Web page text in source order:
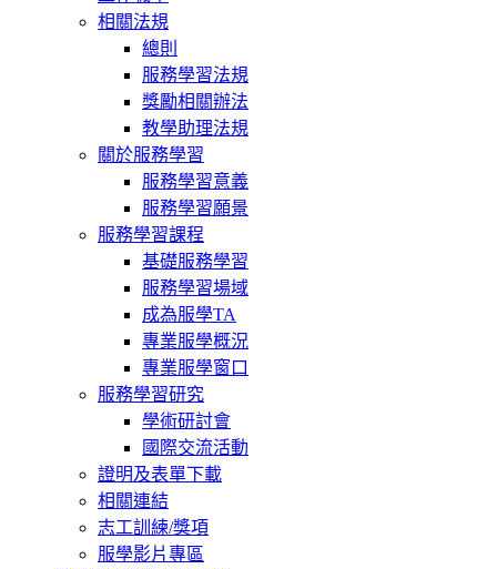
相關法規
總則
服務學習法規
獎勵相關辦法
教學助理法規
關於服務學習
服務學習意義
服務學習願景
服務學習課程
基礎服務學習
服務學習場域
成為服學TA
專業服學概況
專業服學窗口
服務學習研究
學術研討會
國際交流活動
證明及表單下載
相關連結
志工訓練/獎項
服學影片專區